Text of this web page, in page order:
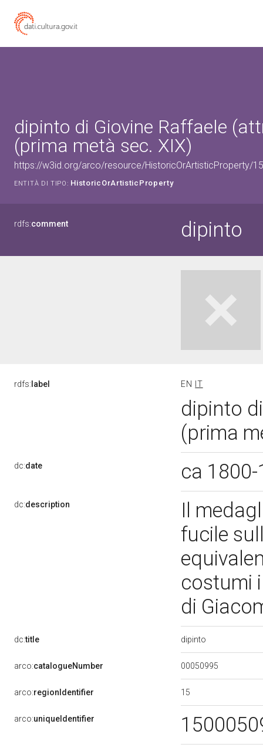
dipinto di Giovine Raffaele
(prima metà sec. XIX)
https://w3id.org/arco/resource/HistoricOrArtisticProperty/
ENTITÀ DI TIPO: HistoricOrArtisticProperty
rdfs:comment dipinto
rdfs: label EN IT
dipinto
(prima
dc:date ca
dc:description
Il
fucile
costumi
di
dc:title dipinto
arco:catalogueNumber 00050995
arco:regionIdentifier 15
arco:uniqueIdentifier